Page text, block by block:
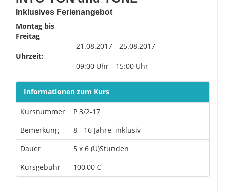
Inklusives Ferienangebot
Montag bis
Freitag
21.08.2017 - 25.08.2017
Uhrzeit:
09:00 Uhr - 15:00 Uhr
Informationen zum Kurs
Kursnummer
P 3/2-17
Bemerkung
8 - 16 Jahre, inklusiv
Dauer
5 x 6 (U)Stunden
Kursgebühr
100,00 €